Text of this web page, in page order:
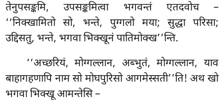
तेनुपसङ्कमि, उपसङ्कमित्वा भगवन्तं एतदवोच –
‘‘निक्खामितो सो, भन्ते, पुग्गलो मया; सुद्धा परिसा;
उद्दिसतु, भन्ते, भगवा भिक्खूनं पातिमोक्ख’’न्ति.
‘‘अच्छरियं, मोग्गल्लान, अब्भुतं, मोग्गल्लान, याव
बाहागहणापि नाम सो मोघपुरिसो आगमेस्सती’’ति! अथ खो
भगवा भिक्खू आमन्तेसि –